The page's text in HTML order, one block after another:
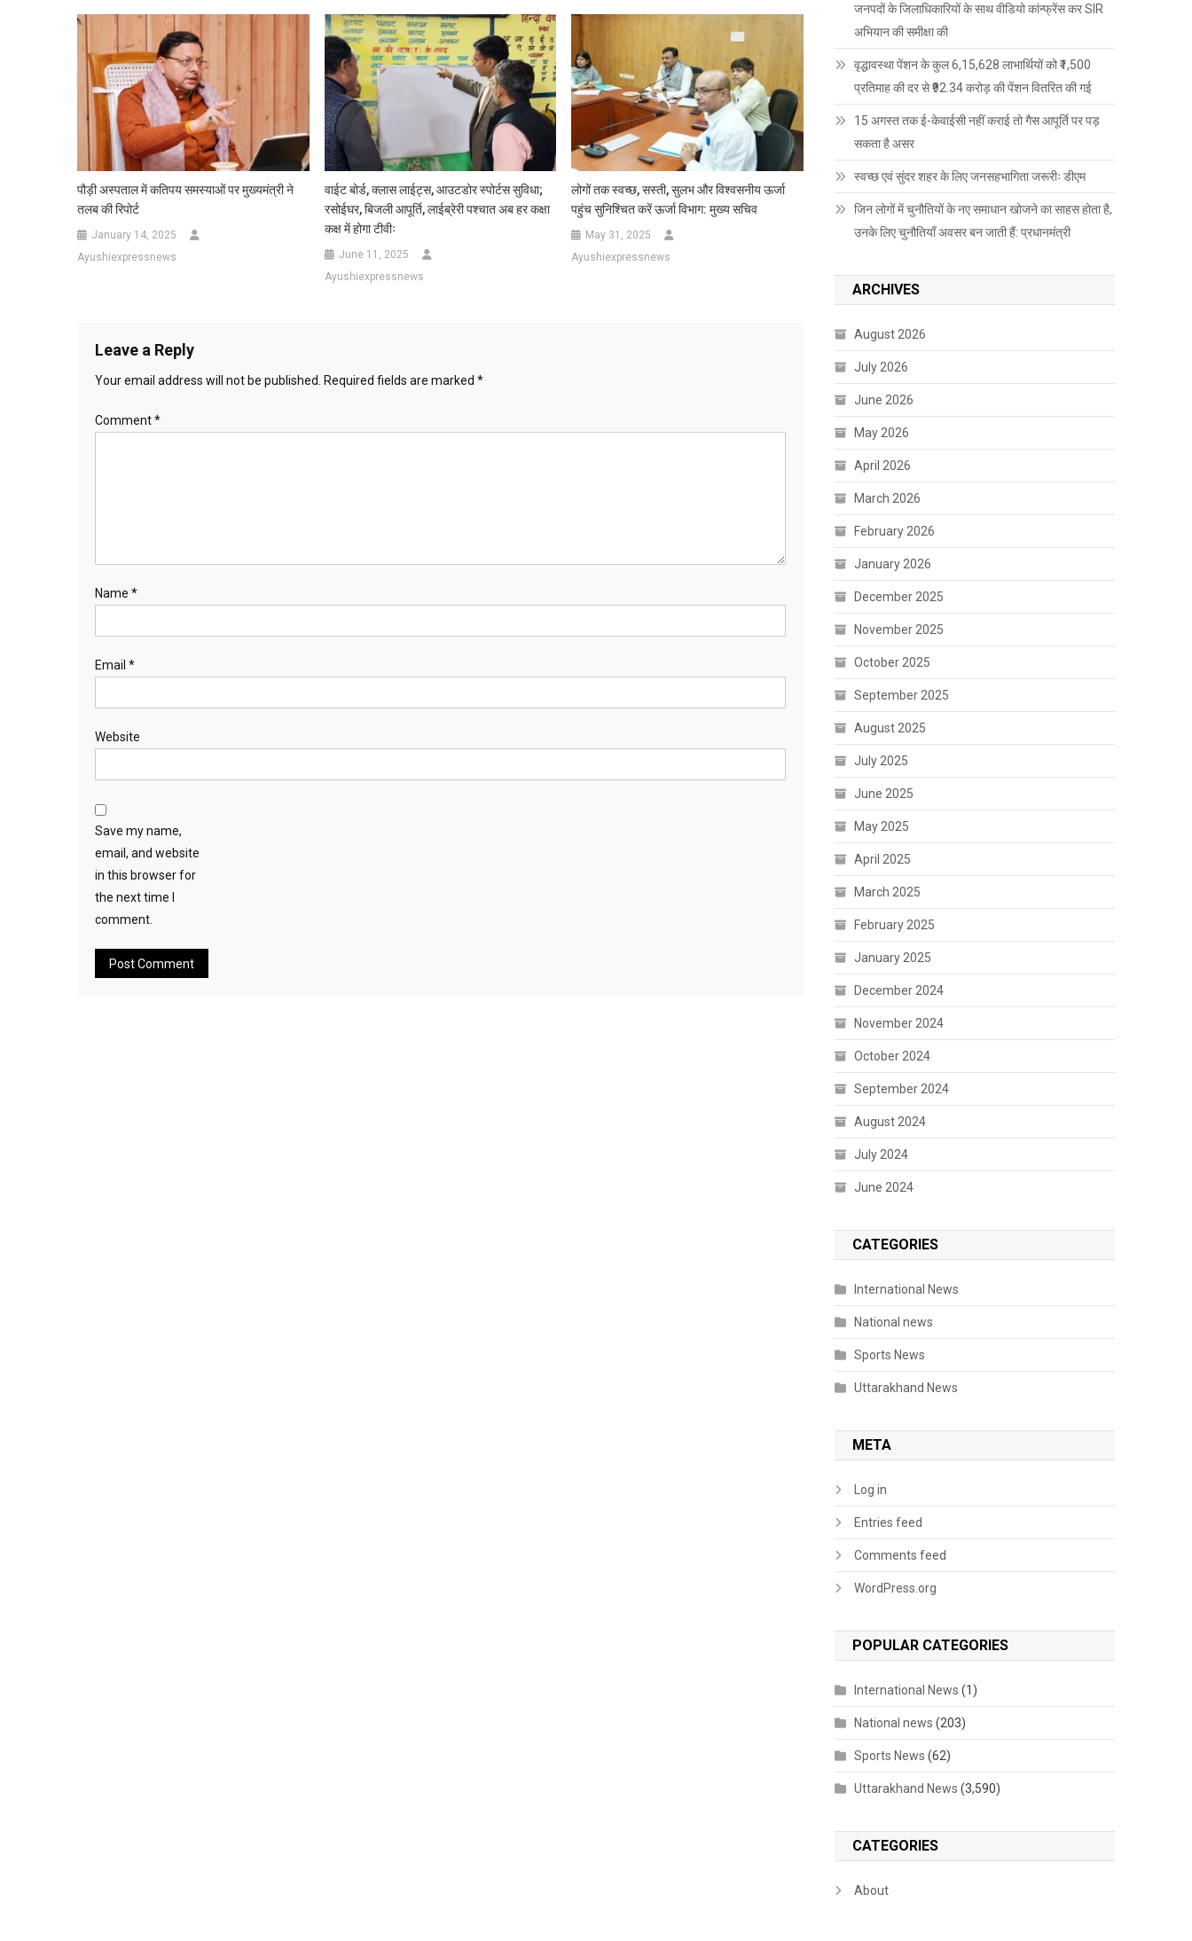
पौड़ी अस्पताल में कतिपय समस्याओं पर मुख्यमंत्री ने
तलब की रिपोर्ट
January 14, 2025
Ayushiexpressnews
वाईट बोर्ड, क्लास लाईट्स, आउटडोर स्पोर्टस सुविधा;
रसोईघर, बिजली आपूर्ति, लाईब्रेरी पश्चात अब हर कक्षा
कक्ष में होगा टीवीः
June 11, 2025
Ayushiexpressnews
लोगों तक स्वच्छ, सस्ती, सुलभ और विश्वसनीय ऊर्जा
पहुंच सुनिश्चित करें ऊर्जा विभाग: मुख्य सचिव
May 31, 2025
Ayushiexpressnews
Leave a Reply
Your email address will not be published. Required fields are marked *
Comment*
Name *
Email *
Website
Save my name,
email, and website
in this browser for
the next time I
comment.
जनपदों के जिलाधिकारियों के साथ वीडियो कांन्फ्रेंस कर SIR
अभियान की समीक्षा की
वृद्धावस्था पेंशन के कुल 6,15,628 लाभार्थियों को ₹1,500
प्रतिमाह की दर से ₹92.34 करोड़ की पेंशन वितरित की गई
15 अगस्त तक ई-केवाईसी नहीं कराई तो गैस आपूर्ति पर पड़
सकता है असर
स्वच्छ एवं सुंदर शहर के लिए जनसहभागिता जरूरीः डीएम
जिन लोगों में चुनौतियों के नए समाधान खोजने का साहस होता है,
उनके लिए चुनौतियाँ अवसर बन जाती हैं: प्रधानमंत्री
ARCHIVES
August 2026
July 2026
June 2026
May 2026
April 2026
March 2026
February 2026
January 2026
December 2025
November 2025
October 2025
September 2025
August 2025
July 2025
June 2025
May 2025
April 2025
March 2025
February 2025
January 2025
December 2024
November 2024
October 2024
September 2024
August 2024
July 2024
June 2024
CATEGORIES
International News
National news
Sports News
Uttarakhand News
META
Log in
Entries feed
Comments feed
WordPress.org
POPULAR CATEGORIES
International News (1)
National news (203)
Sports News (62)
Uttarakhand News (3,590)
CATEGORIES
About